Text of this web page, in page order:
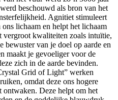
beschouwd als bron van het
Agnitiet stimuleert
lichaam en helpt het lichaam
vergroot kwaliteiten zoals intuïtie,
van je doel op aarde en
maakt je gevoeliger voor de
zich in de aarde bevinden.
Grid of Light” werken
omdat deze ons hogere
ontwaken. Deze helpt om het